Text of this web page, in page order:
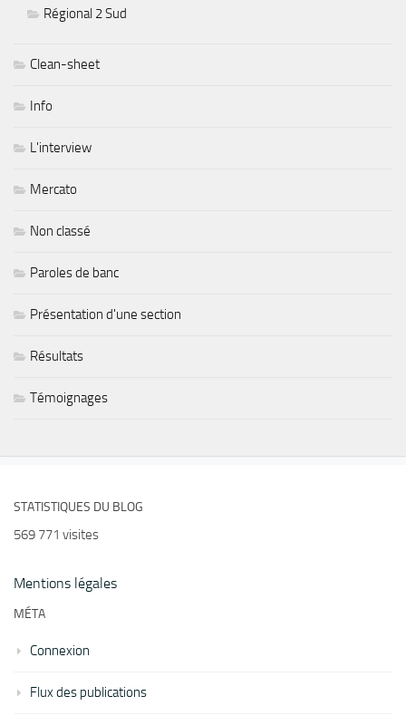
Régional 2 Sud
Clean-sheet
Info
L'interview
Mercato
Non classé
Paroles de banc
Présentation d'une section
Résultats
Témoignages
STATISTIQUES DU BLOG
569 771 visites
Mentions légales
MÉTA
Connexion
Flux des publications